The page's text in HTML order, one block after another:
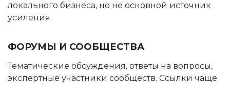
локального бизнеса, но не основной источник
усиления.
ФОРУМЫ И СООБЩЕСТВА
Тематические обсуждения, ответы на вопросы,
экспертные участники сообществ. Ссылки чаще